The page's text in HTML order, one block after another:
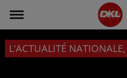
L'ACTUALITÉ